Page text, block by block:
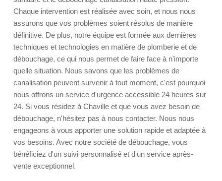
Chaque intervention est réalisée avec soin, et nous nous
assurons que vos problèmes soient résolus de manière
définitive. De plus, notre équipe est formée aux dernières
techniques et technologies en matière de plomberie et de
débouchage, ce qui nous permet de faire face à n'importe
quelle situation. Nous savons que les problèmes de
canalisation peuvent survenir à tout moment, c'est pourquoi
nous offrons un service d'urgence accessible 24 heures sur
24. Si vous résidez à Chaville et que vous avez besoin de
débouchage, n'hésitez pas à nous contacter. Nous nous
engageons à vous apporter une solution rapide et adaptée à
vos besoins. Avec notre société de débouchage, vous
bénéficiez d'un suivi personnalisé et d'un service après-
vente exceptionnel.